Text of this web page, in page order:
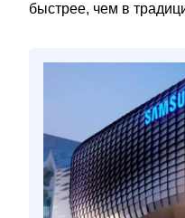
быстрее, чем в